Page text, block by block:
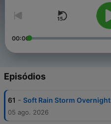
00:00
Episódios
61 - Soft Rain Storm Overnight
05 ago. 2026